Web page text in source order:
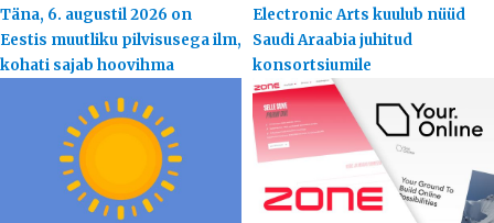
Täna, 6. augustil 2026 on
Eestis muutliku pilvisusega ilm,
kohati sajab hoovihma
Electronic Arts kuulub nüüd
Saudi Araabia juhitud
konsortsiumile